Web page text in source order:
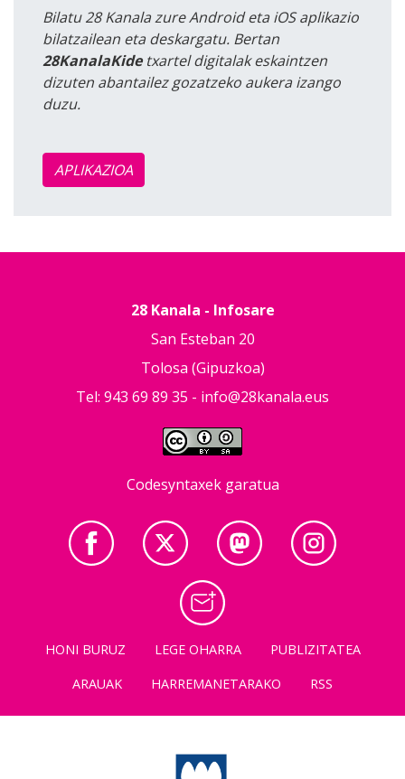
Bilatu 28 Kanala zure Android eta iOS aplikazio
bilatzailean eta deskargatu. Bertan
28KanalaKidetxartel digitalak eskaintzen
dizuten abantailez gozatzeko aukera izango
duzu.
APLIKAZIOA
28 Kanala - Infosare
San Esteban 20
Tolosa (Gipuzkoa)
Tel: 943 69 89 35 - info@28kanala.eus
Codesyntaxek garatua
HONI BURUZ LEGE OHARRA
PUBLIZITATEA
ARAUAK
HARREMANETARAKO RSS